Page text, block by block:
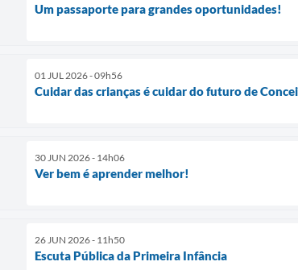
Um passaporte para grandes oportunidades!
01 JUL 2026 - 09h56
Cuidar das crianças é cuidar do futuro de
30 JUN 2026 - 14h06
Ver bem é aprender melhor!
26 JUN 2026 - 11h50
Escuta Pública da Primeira Infância